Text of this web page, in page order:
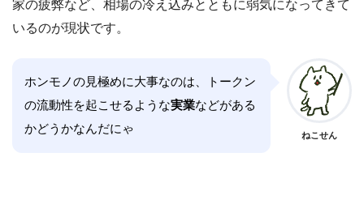
家の疲弊など、相場の冷え込みとともに弱気になってきて
いるのが現状です。
ホンモノの見極めに大事なのは、トークン
の流動性を起こせるような実業などがある
かどうかなんだにゃ
ねこせん